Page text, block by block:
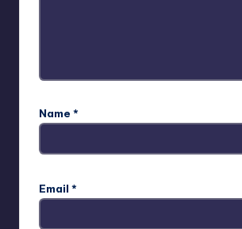
Name *
Email *